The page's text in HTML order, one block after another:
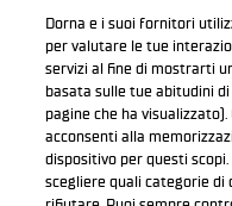
Scarica
Dorna e i suoi fornitori
per valutare le tue
servizi al fine di mostrarti
basata sulle tue abitudini
pagine che ha
acconsenti alla
dispositivo per questi
scegliere quali categorie